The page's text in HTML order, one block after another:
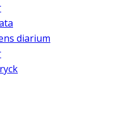
diarium